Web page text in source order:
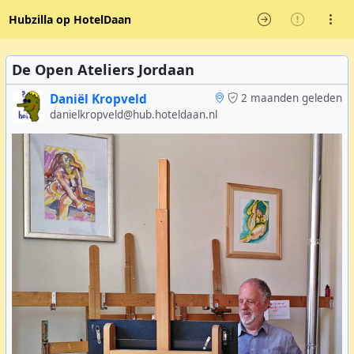
Hubzilla op HotelDaan
De Open Ateliers Jordaan
2 maanden geleden
Daniël Kropveld
danielkropveld@hub.hoteldaan.nl